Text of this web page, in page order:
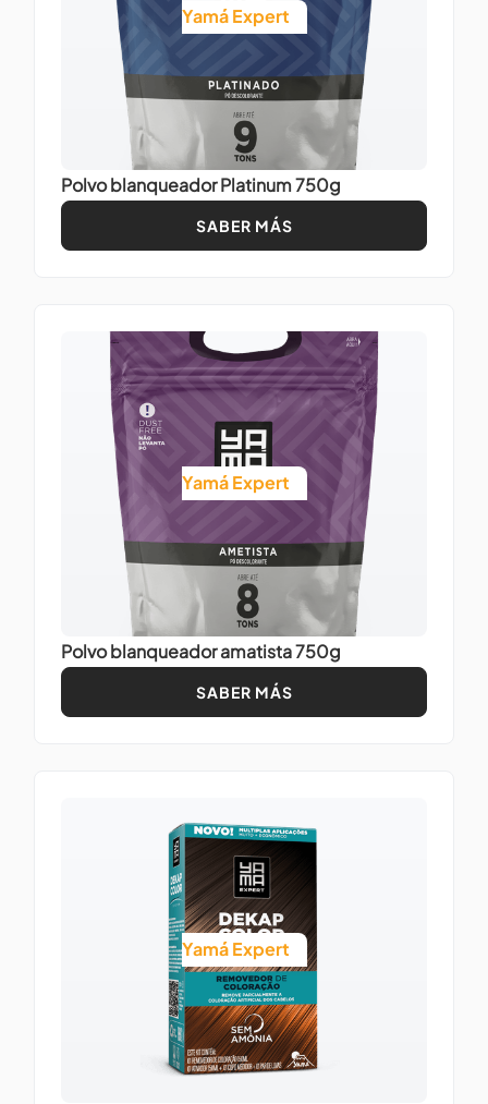
Yamá Expert
Polvo blanqueador Platinum 750g
SABER MÁS
Yamá Expert
Polvo blanqueador amatista 750g
SABER MÁS
Yamá Expert